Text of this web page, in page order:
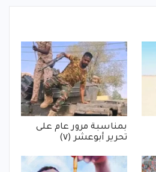
بمناسبة مرور عام على
تحرير أبوعشر (٧)